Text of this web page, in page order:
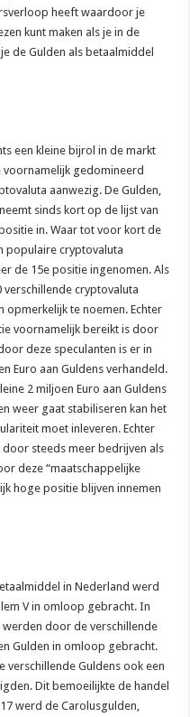
heeft waardoor je
kunt maken als je in de
de Gulden als betaalmiddel
een kleine bijrol in de markt
voornamelijk gedomineerd
aanwezig. De Gulden,
sinds kort op de lijst van
in. Waar tot voor kort de
populaire cryptovaluta
de 15e positie ingenomen. Als
cryptovaluta
opmerkelijk te noemen. Echter
voornamelijk bereikt is door
deze speculanten is er in
Euro aan Guldens verhandeld.
2 miljoen Euro aan Guldens
weer gaat stabiliseren kan het
moet inleveren. Echter
steeds meer bedrijven als
deze “maatschappelijke
hoge positie blijven innemen
in Nederland werd
V in omloop gebracht. In
werden door de verschillende
Gulden in omloop gebracht.
verschillende Guldens ook een
Dit bemoeilijkte de handel
werd de Carolusgulden,